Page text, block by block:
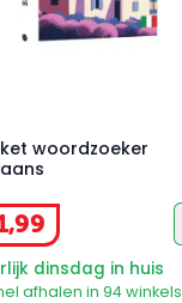
woordzoeker
,99
dinsdag in huis
afhalen in 94 winkels